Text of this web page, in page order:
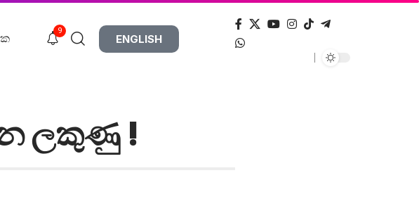
9
ENGLISH
ලකුණු !